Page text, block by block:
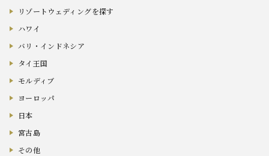
リゾートウェディングを探す
ハワイ
バリ・インドネシア
タイ王国
モルディブ
ヨーロッパ
日本
宮古島
その他